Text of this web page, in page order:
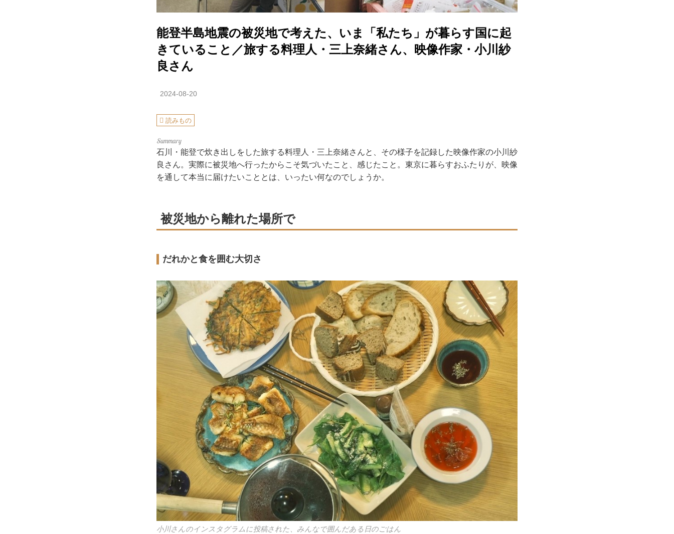
能登半島地震の被災地で考えた、いま「私たち」が暮らす国に起
きていること／旅する料理人・三上奈緒さん、映像作家・小川紗
良さん
2024-08-20
読みもの
石川・能登で炊き出しをした旅する料理人・三上奈緒さんと、その様子を記録した映像作家の小川紗
良さん。実際に被災地へ行ったからこそ気づいたこと、感じたこと。東京に暮らすおふたりが、映像
を通して本当に届けたいこととは、いったい何なのでしょうか。
被災地から離れた場所で
だれかと食を囲む大切さ
小川さんのインスタグラムに投稿された、みんなで囲んだある日のごはん